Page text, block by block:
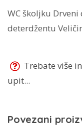
WC školjku
deterdžentu
Trebate više
upit...
Povezani